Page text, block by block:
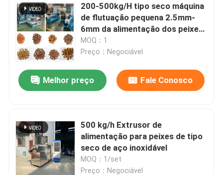
200-500kg/H tipo seco máquina
de flutuação pequena 2.5mm-
6mm da alimentação dos peixes
da extrusora da alimentação dos
peixes
MOQ：1
Preço：Negociável
Melhor preço Fale Conosco
500 kg/h Extrusor de
alimentação para peixes de tipo
seco de aço inoxidável
MOQ：1/set
Preço：Negociável